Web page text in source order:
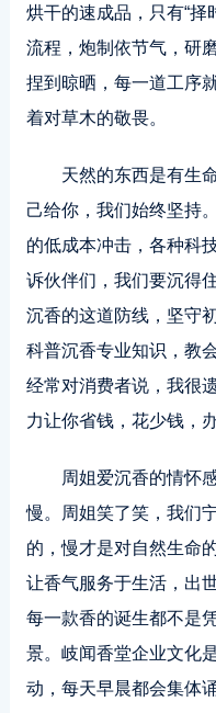
烘干的速成品，只有“择
流程，炮制依节气，研
捏到晾晒，每一道工序
着对草木的敬畏。
天然的东西是有生
己给你，我们始终坚持
的低成本冲击，各种科
诉伙伴们，我们要沉得
沉香的这道防线，坚守
科普沉香专业知识，教
经常对消费者说，我很
力让你省钱，花少钱，
周姐爱沉香的情怀
慢。周姐笑了笑，我们
的，慢才是对自然生命
让香气服务于生活，出
每一款香的诞生都不是
景。岐闻香堂企业文化
动，每天早晨都会集体